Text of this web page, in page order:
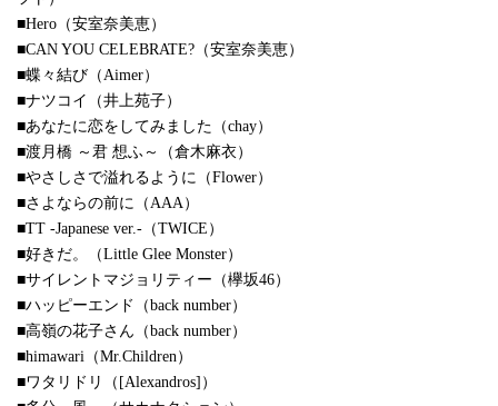
■Hero（安室奈美恵）
■CAN YOU CELEBRATE?（安室奈美恵）
■蝶々結び（Aimer）
■ナツコイ（井上苑子）
■あなたに恋をしてみました（chay）
■渡月橋 ～君 想ふ～（倉木麻衣）
■やさしさで溢れるように（Flower）
■さよならの前に（AAA）
■TT -Japanese ver.-（TWICE）
■好きだ。（Little Glee Monster）
■サイレントマジョリティー（欅坂46）
■ハッピーエンド（back number）
■高嶺の花子さん（back number）
■himawari（Mr.Children）
■ワタリドリ（[Alexandros]）